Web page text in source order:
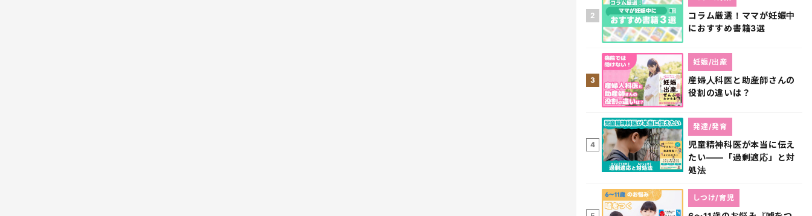
2
コラム厳選！ママが妊娠中
におすすめ書籍3選
3
産婦人科医と助産師さんの
役割の違いは？
妊娠/出産
4
児童精神科医が本当に伝え
たい――「過剰適応」と対
処法
発達/発育
しつけ/育児